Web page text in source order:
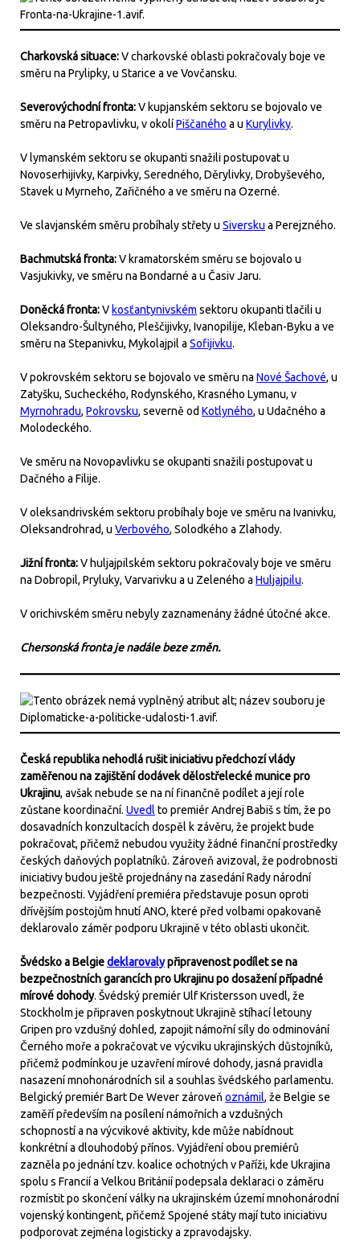
Charkovská situace:V charkovské oblasti pokračovaly boje ve
směru na Prylipky, u Starice a ve Vovčansku.
Severovýchodní fronta:V kupjanském sektoru se bojovalo ve
směru na Petropavlivku, v okolíPiščaného a u Kurylivky.
V lymanském sektoru se okupanti snažili postupovat u
Novoserhijivky, Karpivky, Seredného, Děrylivky, Drobyševého,
Stavek u Myrneho, Zařičného a ve směru na Ozerné.
Ve slavjanském směru probíhaly střety u Siversku a Perejzného.
Bachmutská fronta:V kramatorském směru se bojovalo u
Vasjukivky, ve směru na Bondarné a u Časiv Jaru.
Doněcká fronta:V kosťantynivském sektoru okupanti tlačili u
Oleksandro-Šultyného, Pleščijivky, Ivanopilije, Kleban-Byku a ve
směru na Stepanivku, Mykolajpil a Sofijivku.
V pokrovském sektoru se bojovalo ve směru na Nové Šachové, u
Zatyšku, Sucheckého, Rodynského, Krasného Lymanu, v
Myrnohradu, Pokrovsku, severně od Kotlyného, u Udačného a
Molodeckého.
Ve směru na Novopavlivku se okupanti snažili postupovat u
Dačného a Filije.
V oleksandrivském sektoru probíhaly boje ve směru na Ivanivku,
Oleksandrohrad, u Verbového, Solodkého a Zlahody.
Jižní fronta:V huljajpilském sektoru pokračovaly boje ve směru
na Dobropil, Pryluky, Varvarivku a u Zeleného a Huljajpilu.
V orichivském směru nebyly zaznamenány žádné útočné akce.
Chersonská fronta je nadále beze změn.
Česká republika nehodlá rušit iniciativu předchozí vlády
zaměřenou na zajištění dodávek dělostřelecké munice pro
Ukrajinu, avšak nebude se na ní finančně podílet a její role
zůstane koordinační. Uvedl to premiér Andrej Babiš s tím, že po
dosavadních konzultacích dospěl k závěru, že projekt bude
pokračovat, přičemž nebudou využity žádné finanční prostředky
českých daňových poplatníků. Zároveň avizoval, že podrobnosti
iniciativy budou ještě projednány na zasedání Rady národní
bezpečnosti. Vyjádření premiéra představuje posun oproti
dřívějším postojům hnutí ANO, které před volbami opakovaně
deklarovalo záměr podporu Ukrajině v této oblasti ukončit.
Švédsko a Belgiedeklarovalypřipravenost podílet se na
bezpečnostních garancích pro Ukrajinu po dosažení případné
mírové dohody. Švédský premiér Ulf Kristersson uvedl, že
Stockholm je připraven poskytnout Ukrajině stíhací letouny
Gripen pro vzdušný dohled, zapojit námořní síly do odminování
Černého moře a pokračovat ve výcviku ukrajinských důstojníků,
přičemž podmínkou je uzavření mírové dohody, jasná pravidla
nasazení mnohonárodních sil a souhlas švédského parlamentu.
Belgický premiér Bart De Wever zároveň oznámil, že Belgie se
zaměří především na posílení námořních a vzdušných
schopností a na výcvikové aktivity, kde může nabídnout
konkrétní a dlouhodobý přínos. Vyjádření obou premiérů
zazněla po jednání tzv. koalice ochotných v Paříži, kde Ukrajina
spolu s Francií a Velkou Británií podepsala deklaraci o záměru
rozmístit po skončení války na ukrajinském území mnohonárodní
vojenský kontingent, přičemž Spojené státy mají tuto iniciativu
podporovat zejména logisticky a zpravodajsky.